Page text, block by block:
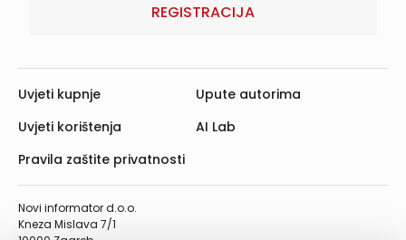
REGISTRACIJA
Novi informator d.o.o.
Kneza Mislava 7/1
Uvjeti kupnje
Uvjeti korištenja
Pravila zaštite privatnosti
Upute autorima
AI Lab